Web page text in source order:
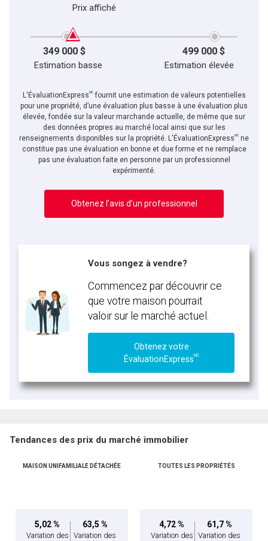
Prix affiché
349 000 $ 499 000 $
Estimation basse Estimation élevée
L'ÉvaluationExpressMCfournit une estimation de valeurs potentielles
pour une propriété, d’une évaluation plus basse à une évaluation plus
élevée, fondée sur la valeur marchande actuelle, de même que sur
des données propres au marché local ainsi que sur les
renseignements disponibles sur la propriété. L'ÉvaluationExpressMC ne
constitue pas une évaluation en bonne et due forme et ne remplace
pas une évaluation faite en personne par un professionnel
expérimenté.
Obtenez l’avis d’un professionnel
Vous songez à vendre?
Commencez par découvrir ce
que votre maison pourrait
valoir sur le marché actuel.
Obtenez votre
ÉvaluationExpressMC
Tendances des prix du marché immobilier
MAISON UNIFAMILIALE DÉTACHÉE
5,02 %
Variation des
63,5 %
Variation des
TOUTES LES PROPRIÉTÉS
4,72 %
Variation des
61,7 %
Variation des